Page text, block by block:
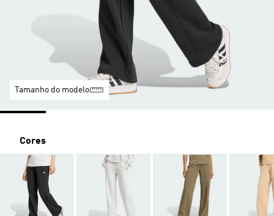
Tamanho do modelo
Cores